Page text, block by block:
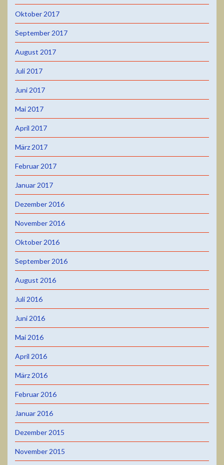
Oktober 2017
September 2017
August 2017
Juli 2017
Juni 2017
Mai 2017
April 2017
März 2017
Februar 2017
Januar 2017
Dezember 2016
November 2016
Oktober 2016
September 2016
August 2016
Juli 2016
Juni 2016
Mai 2016
April 2016
März 2016
Februar 2016
Januar 2016
Dezember 2015
November 2015